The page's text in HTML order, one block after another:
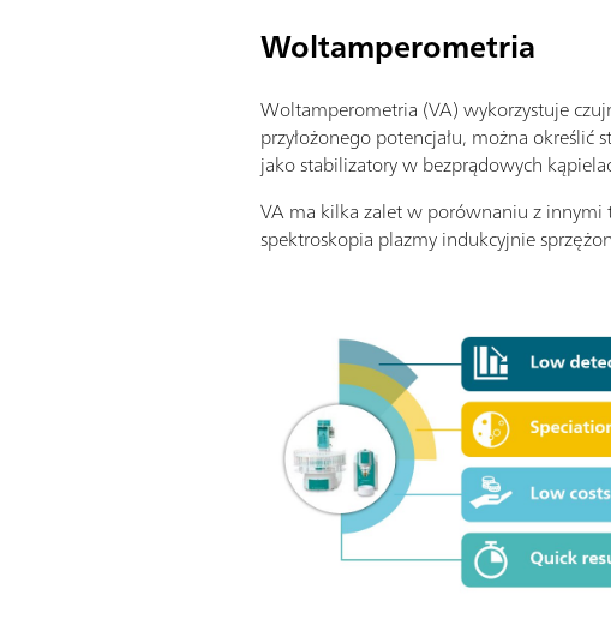
Woltamperometria
Woltamperometria (VA) wykorzystuje
przyłożonego potencjału, można
jako stabilizatory w bezprądowych
VA ma kilka zalet w porównaniu z
spektroskopia plazmy indukcyjnie